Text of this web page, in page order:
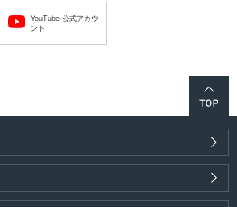
YouTube 公式アカウ
ント